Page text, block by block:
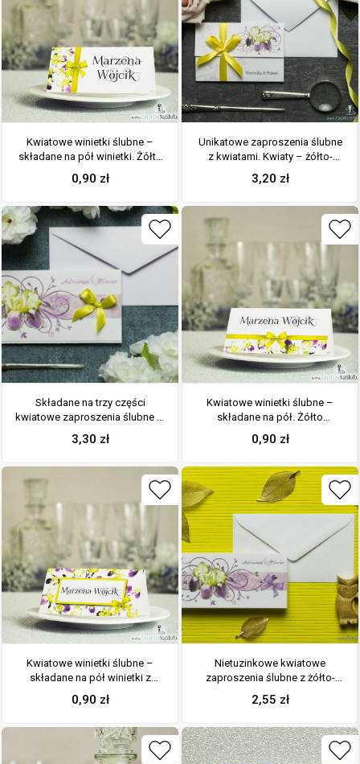
Kwiatowe winietki ślubne –
składane na pół winietki. Żółto
fioletowe irysy z malowaną,
pionową wstążką
0,90 zł
Unikatowe zaproszenia ślubne
z kwiatami. Kwiaty – żółto-
fioletowe irysy i wstążka w
żółtym kolorze. ZAP-93-15
3,20 zł
Składane na trzy części
kwiatowe zaproszenia ślubne w
formacie DL. Kwiaty – żółto-
fioletowe irysy, żółta kokardka i
3,30 zł
Kwiatowe winietki ślubne –
składane na pół. Żółto
fioletowe irysy z malowaną,
poziomą wstążką
0,90 zł
Kwiatowe winietki ślubne –
składane na pół winietki z
irysami, prostokątem oraz
malowaną kokardką
0,90 zł
Nietuzinkowe kwiatowe
zaproszenia ślubne z żółto-
fioletowymi irysami i motywem
ozdobnym. ZAP-94-15
2,55 zł